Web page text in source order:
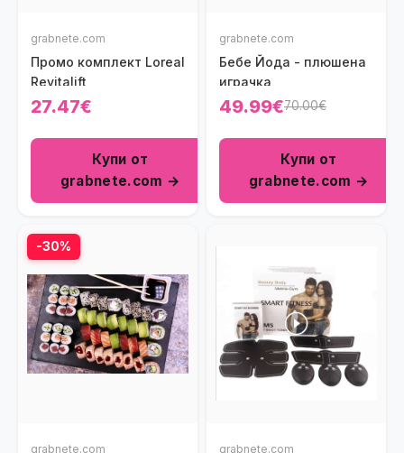
grabnete.com
Промо комплект Loreal
Revitalift
27.47€
Купи от
grabnete.com →
grabnete.com
Бебе Йода - плюшена
играчка
49.99€70.00€
Купи от
grabnete.com →
-30%
grabnete.com grabnete.com